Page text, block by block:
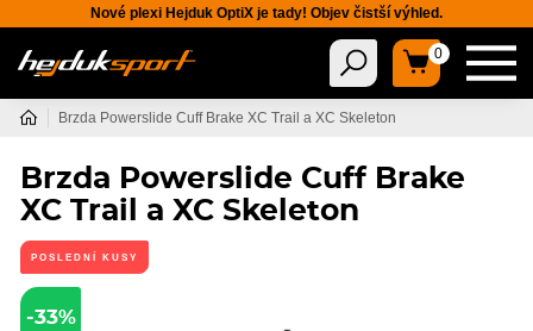
Nové plexi Hejduk OptiX je tady! Objev čistší výhled.
0
Brzda Powerslide Cuff Brake XC Trail a XC Skeleton
Brzda Powerslide Cuff Brake
XC Trail a XC Skeleton
POSLEDNÍ KUSY
-33%